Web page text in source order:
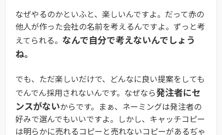
なぜやるのかといふと、楽しいんですよ。だって赤の
他人が作った会社の名前を考えるんですよ。ずっと考
えてられる。 なんで自分で考えないんでしょう
ね。
でも、ただ楽しいだけで、どんなに良い提案をしても
でんでん採用されないんです。なぜなら発注者にセ
ンスがないからです。まぁ、ネーミングは発注者の
好みで選んでもいいですよ。しかし、キャッチコピー
は明らかに売れるコピーと売れないコピーがあるぢゃ